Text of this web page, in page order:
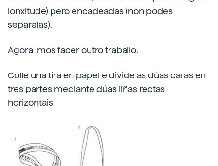
lonxitude) pero encadeadas (non podes
separalas).
Agora imos facer outro traballo.
Colle una tira en papel e divide as dúas caras en
tres partes mediante dúas liñas rectas
horizontais.